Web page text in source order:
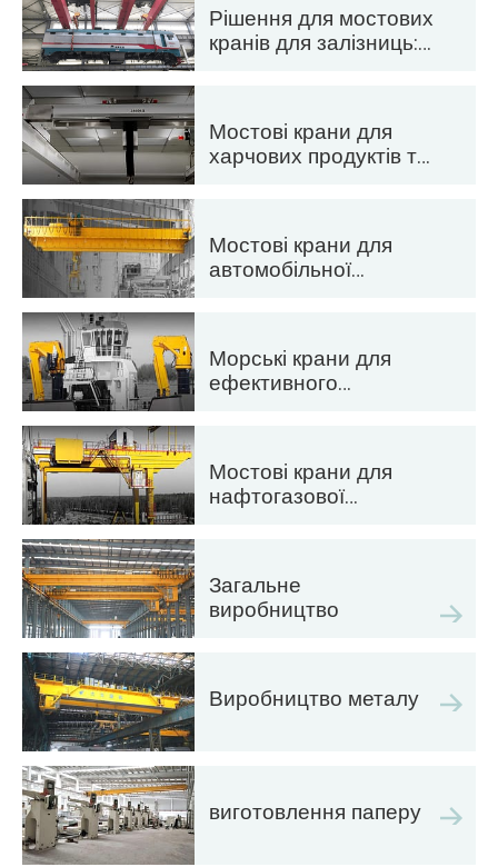
Рішення для мостових
кранів для залізниць:
обслуговування
рухомого складу та
обробка контейнерів
Мостові крани для
харчових продуктів та
ефективного
переміщення
Мостові крани для
автомобільної
для автоматизації
Морські крани для
ефективного
Мостові крани для
нафтогазової
операційної
ефективності
Загальне
виробництво
Виробництво металу
виготовлення паперу